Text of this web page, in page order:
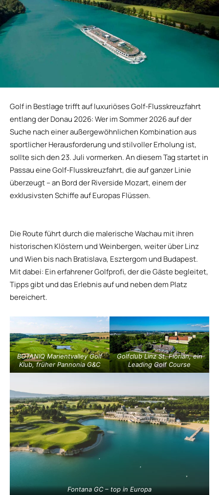
Golf in Bestlage trifft auf luxuriöses Golf-Flusskreuzfahrt
entlang der Donau 2026: Wer im Sommer 2026 auf der
Suche nach einer außergewöhnlichen Kombination aus
sportlicher Herausforderung und stilvoller Erholung ist,
sollte sich den 23. Juli vormerken. An diesem Tag startet in
Passau eine Golf-Flusskreuzfahrt, die auf ganzer Linie
überzeugt – an Bord der Riverside Mozart, einem der
exklusivsten Schiffe auf Europas Flüssen.
Die Route führt durch die malerische Wachau mit ihren
historischen Klöstern und Weinbergen, weiter über Linz
und Wien bis nach Bratislava, Esztergom und Budapest.
Mit dabei: Ein erfahrener Golfprofi, der die Gäste begleitet,
Tipps gibt und das Erlebnis auf und neben dem Platz
bereichert.
BOTANIQ Marientvalley Golf
Klub, früher Pannonia G&C
Golfclub Linz St. Florian, ein
Leading Golf Course
Fontana GC – top in Europa